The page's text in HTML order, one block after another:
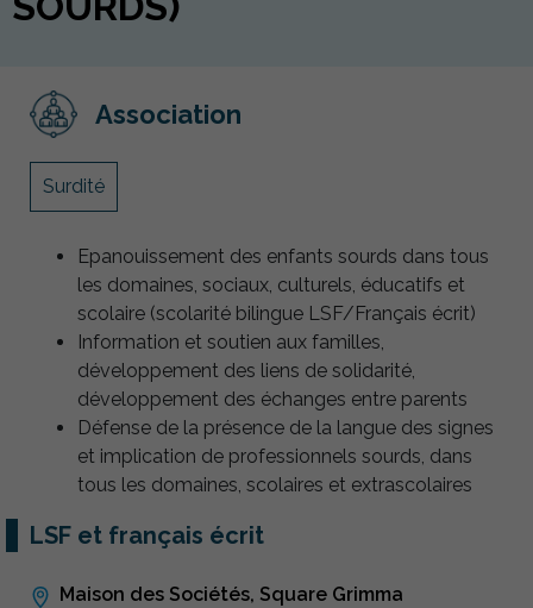
Association
Surdité
Epanouissement des enfants sourds dans tous
les domaines, sociaux, culturels, éducatifs et
scolaire (scolarité bilingue LSF/Français écrit)
Information et soutien aux familles,
développement des liens de solidarité,
développement des échanges entre parents
Défense de la présence de la langue des signes
et implication de professionnels sourds, dans
tous les domaines, scolaires et extrascolaires
LSF et français écrit
Maison des Sociétés, Square Grimma